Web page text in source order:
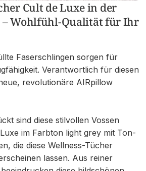
Cult de Luxe in der
– Wohlfühl-Qualität für Ihr
Faserschlingen sorgen für
Verantwortlich für diesen
revolutionäre AIRpillow
sind diese stilvollen Vossen
im Farbton light grey mit Ton-
die diese Wellness-Tücher
lassen. Aus reiner